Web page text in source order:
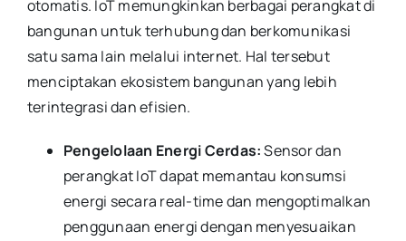
otomatis. IoT memungkinkan berbagai perangkat di
bangunan untuk terhubung dan berkomunikasi
satu sama lain melalui internet. Hal tersebut
menciptakan ekosistem bangunan yang lebih
terintegrasi dan efisien.
Pengelolaan Energi Cerdas:Sensor dan
perangkat IoT dapat memantau konsumsi
energi secara real-time dan mengoptimalkan
penggunaan energi dengan menyesuaikan